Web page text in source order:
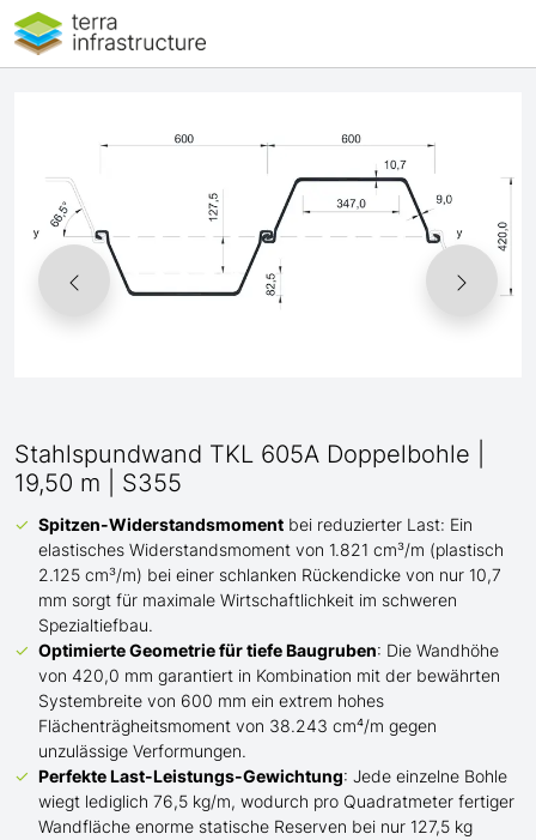
Stahlspundwand TKL 605A Doppelbohle |
19,50 m | S355
Spitzen-Widerstandsmoment bei reduzierter Last: Ein
elastisches Widerstandsmoment von 1.821 cm³/m (plastisch
2.125 cm³/m) bei einer schlanken Rückendicke von nur 10,7
mm sorgt für maximale Wirtschaftlichkeit im schweren
Spezialtiefbau.
Optimierte Geometrie für tiefe Baugruben: Die Wandhöhe
von 420,0 mm garantiert in Kombination mit der bewährten
Systembreite von 600 mm ein extrem hohes
Flächenträgheitsmoment von 38.243 cm⁴/m gegen
unzulässige Verformungen.
Perfekte Last-Leistungs-Gewichtung: Jede einzelne Bohle
wiegt lediglich 76,5 kg/m, wodurch pro Quadratmeter fertiger
Wandfläche enorme statische Reserven bei nur 127,5 kg